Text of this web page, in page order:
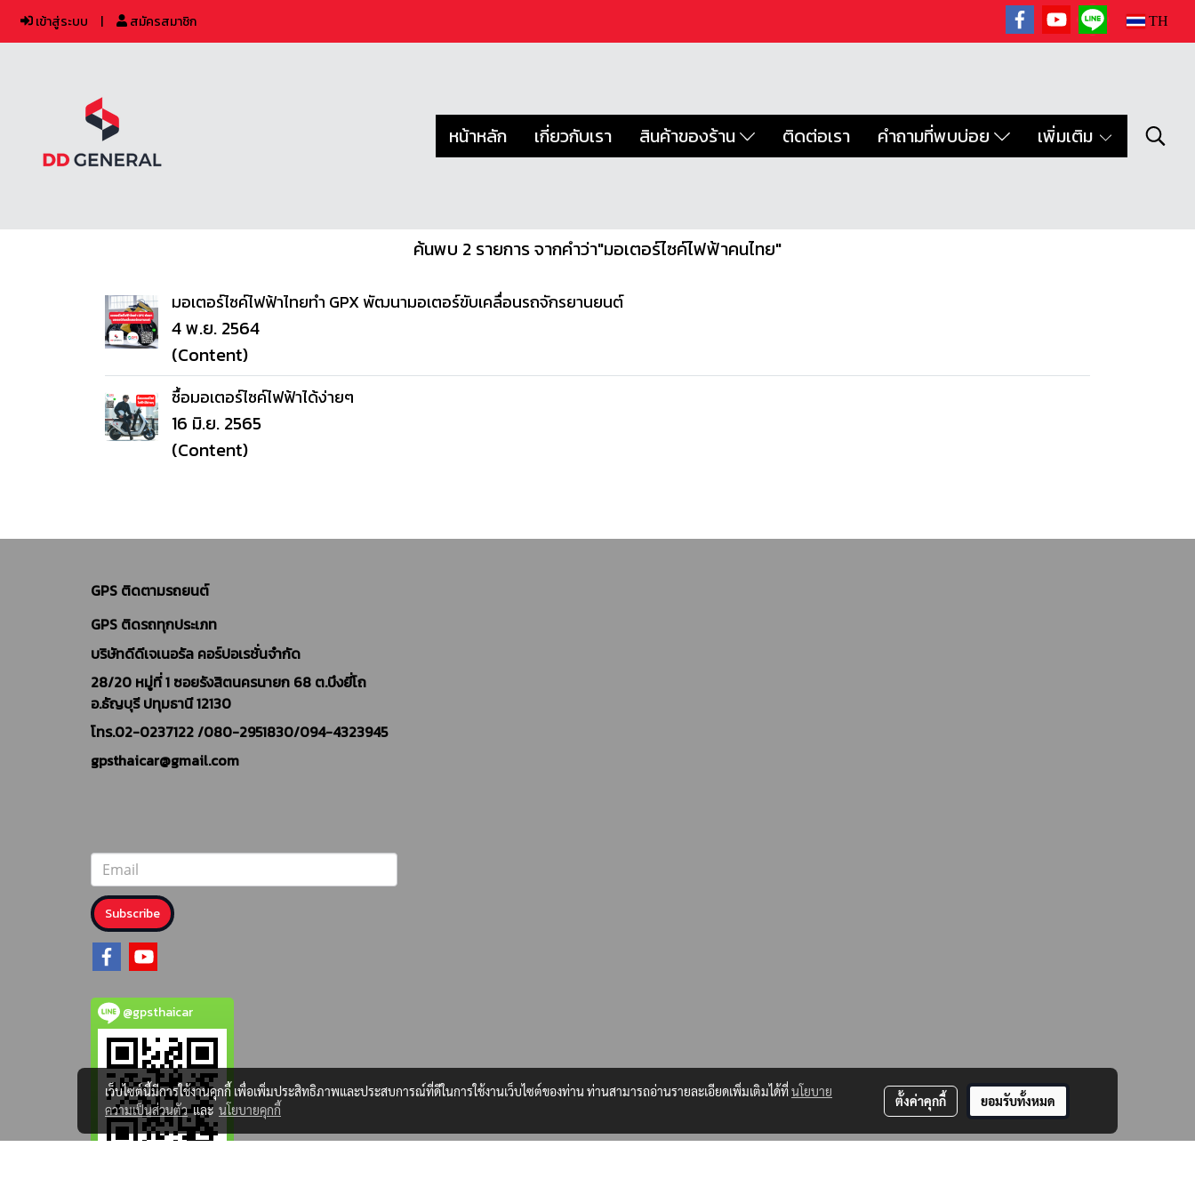
เข้าสู่ระบบ สมัครสมาชิก TH
หน้าหลัก เกี่ยวกับเรา สินค้าของร้าน ติดต่อเรา คำถามที่พบบ่อย เพิ่มเติม
ค้นพบ 2 รายการ จากคำว่า"มอเตอร์ไซค์ไฟฟ้าคนไทย"
มอเตอร์ไซค์ไฟฟ้าไทยทำ GPX พัฒนามอเตอร์ขับเคลื่อนรถจักรยานยนต์
4 พ.ย. 2564
(Content)
ซื้อมอเตอร์ไซค์ไฟฟ้าได้ง่ายๆ
16 มิ.ย. 2565
(Content)
GPS ติดตามรถยนต์
GPS ติดรถทุกประเภท
บริษัทดีดีเจเนอรัล คอร์ปอเรชั่นจำกัด
28/20 หมู่ที่ 1 ซอยรังสิตนครนายก 68 ต.บึงยี่โถ
อ.ธัญบุรี ปทุมธานี 12130
โทร.02-0237122 /080-2951830/094-4323945
gpsthaicar@gmail.com
Subscribe
@gpsthaicar
เว็บไซต์นี้มีการใช้งานคุกกี้ เพื่อเพิ่มประสิทธิภาพและประสบการณ์ที่ดีในการใช้งานเว็บไซต์ของท่าน ท่านสามารถอ่านรายละเอียดเพิ่มเติมได้ที่นโยบาย
ความเป็นส่วนตัวและ นโยบายคุกกี้
ตั้งค่าคุกกี้ ยอมรับทั้งหมด